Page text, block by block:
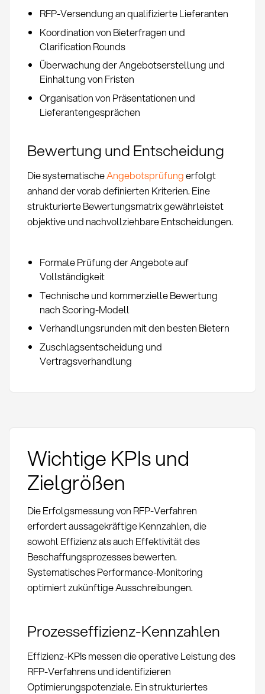
RFP-Versendung an qualifizierte Lieferanten
Koordination von Bieterfragen und
Clarification Rounds
Überwachung der Angebotserstellung und
Einhaltung von Fristen
Organisation von Präsentationen und
Lieferantengesprächen
Bewertung und Entscheidung
Die systematischeAngebotsprüfungerfolgt
anhand der vorab definierten Kriterien. Eine
strukturierte Bewertungsmatrix gewährleistet
objektive und nachvollziehbare Entscheidungen.
Formale Prüfung der Angebote auf
Vollständigkeit
Technische und kommerzielle Bewertung
nach Scoring-Modell
Verhandlungsrunden mit den besten Bietern
Zuschlagsentscheidung und
Vertragsverhandlung
Wichtige KPIs und
Zielgrößen
Die Erfolgsmessung von RFP-Verfahren
erfordert aussagekräftige Kennzahlen, die
sowohl Effizienz als auch Effektivität des
Beschaffungsprozesses bewerten.
Systematisches Performance-Monitoring
optimiert zukünftige Ausschreibungen.
Prozesseffizienz-Kennzahlen
Effizienz-KPIs messen die operative Leistung des
RFP-Verfahrens und identifizieren
Optimierungspotenziale. Ein strukturiertes